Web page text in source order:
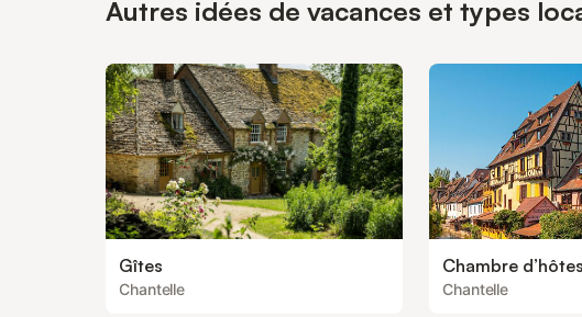
Autres idées de vacances et types
Gîtes
Chantelle
Chambre d’hôtes
Chantelle